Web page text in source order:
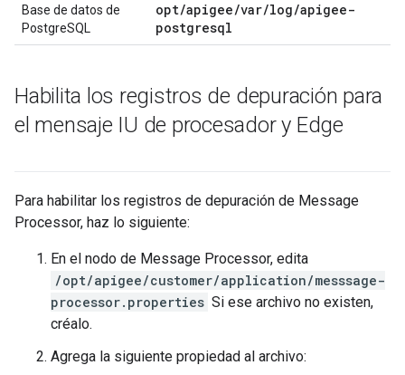
Base de datos de
PostgreSQL
opt/apigee/var/log/apigee-
postgresql
Habilita los registros de depuración para
el mensaje IU de procesador y Edge
Para habilitar los registros de depuración de Message
Processor, haz lo siguiente:
En el nodo de Message Processor, edita
/opt/apigee/customer/application/messsage-
processor.properties Si ese archivo no existen,
créalo.
Agrega la siguiente propiedad al archivo: